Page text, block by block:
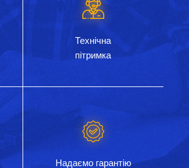
Технічна
пітримка
Надаємо гарантію